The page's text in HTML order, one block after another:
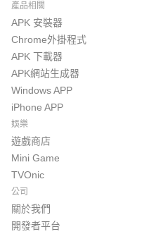
產品相關
APK 安裝器
Chrome外掛程式
APK 下載器
APK網站生成器
Windows APP
iPhone APP
娛樂
遊戲商店
Mini Game
TVOnic
公司
關於我們
開發者平台